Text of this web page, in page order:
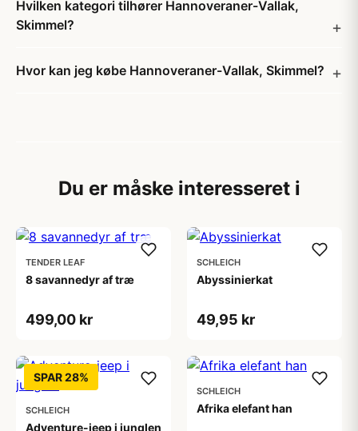
Hvilken kategori tilhører Hannoveraner-Vallak,
Skimmel?
Hvor kan jeg købe Hannoveraner-Vallak, Skimmel?
Du er måske interesseret i
TENDER LEAF
8 savannedyr af træ
499,00 kr
SCHLEICH
Abyssinierkat
49,95 kr
SPAR 28%
SCHLEICH
Adventure-jeep i junglen
SCHLEICH
Afrika elefant han